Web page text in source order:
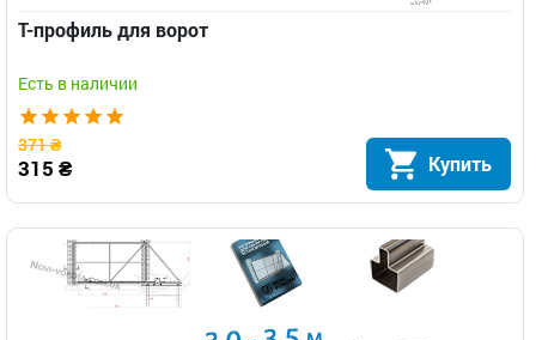
Т-профиль для ворот
Есть в наличии
371 ₴
315 ₴ Купить